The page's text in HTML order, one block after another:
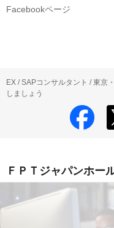
Facebookページ
EX / SAPコンサルタント / 東京
しましょう
ＦＰＴジャパンホー